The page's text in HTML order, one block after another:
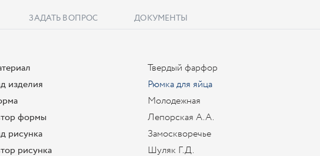
ЗАДАТЬ ВОПРОС ДОКУМЕНТЫ
Твердый фарфор
изделия
Рюмка для яйца
Молодежная
формы
Лепорская А.А.
рисунка
Замоскворечье
рисунка
Шуляк Г.Д.